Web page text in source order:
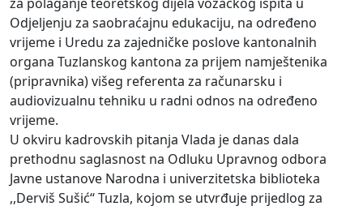
Odjeljenju za saobraćajnu edukaciju, na određeno
vrijeme i Uredu za zajedničke poslove kantonalnih
organa Tuzlanskog kantona za prijem namještenika
(pripravnika) višeg referenta za računarsku i
audiovizualnu tehniku u radni odnos na određeno
vrijeme.
U okviru kadrovskih pitanja Vlada je danas dala
prethodnu saglasnost na Odluku Upravnog odbora
Javne ustanove Narodna i univerzitetska biblioteka
,,Derviš Sušić“ Tuzla, kojom se utvrđuje prijedlog za